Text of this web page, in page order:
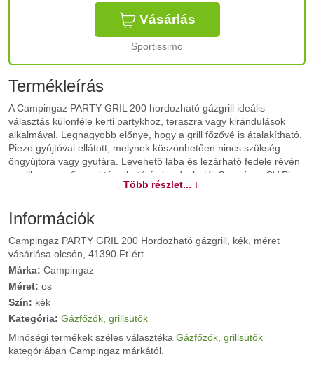
Vásárlás
Sportissimo
Termékleírás
A Campingaz PARTY GRIL 200 hordozható gázgrill ideális
választás különféle kerti partykhoz, teraszra vagy kirándulások
alkalmával. Legnagyobb előnye, hogy a grill főzővé is átalakítható.
Piezo gyújtóval ellátott, melynek köszönhetően nincs szükség
öngyújtóra vagy gyufára. Levehető lába és lezárható fedele révén
a grill egyszerűen raktározható és hordozható. Campigaz CV Plus
gázpalackkal kompatibilis, amit le lehet csatolni abban az esetben
↓ Több részlet... ↓
Információk
Campingaz PARTY GRIL 200 Hordozható gázgrill, kék, méret
vásárlása olcsón, 41390 Ft-ért.
Márka: Campingaz
Méret: os
Szín: kék
Kategória: Gázfőzők, grillsütők
Minőségi termékek széles választéka Gázfőzők, grillsütők
kategóriában Campingaz márkától.